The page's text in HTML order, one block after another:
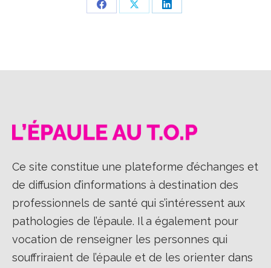
PartagerPartagerPartager
Ce site constitue une plateforme d’échanges et
de diffusion d’informations à destination des
professionnels de santé qui s’intéressent aux
pathologies de l’épaule. Il a également pour
vocation de renseigner les personnes qui
souffriraient de l’épaule et de les orienter dans